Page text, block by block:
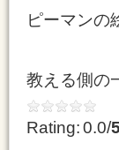
ピーマンの
教える側の
Rating: 0.0/5